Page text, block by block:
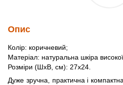
Опис
Колір: коричневий;
Матеріал: натуральна шкіра високої
Розміри (ШхВ, см): 27х24.
Дуже зручна, практична і